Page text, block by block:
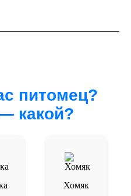
питомец?
какой?
Хомяк